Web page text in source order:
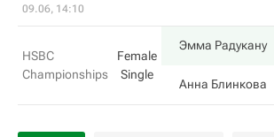
09.06, 14:10
HSBC
Championships
Female
Single
Эмма Радукану
Анна Блинкова